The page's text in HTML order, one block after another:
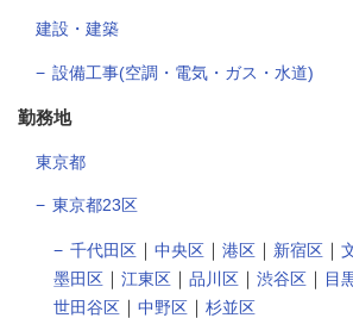
建設・建築
設備工事(空調・電気・ガス・水道)
勤務地
東京都
東京都23区
千代田区 ｜ 中央区 ｜ 港区 ｜ 新宿区 ｜
墨田区 ｜ 江東区 ｜ 品川区 ｜ 渋谷区 ｜ 目
世田谷区 ｜ 中野区 ｜ 杉並区